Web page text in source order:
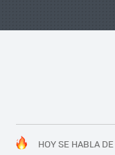
HOY SE HABLA DE